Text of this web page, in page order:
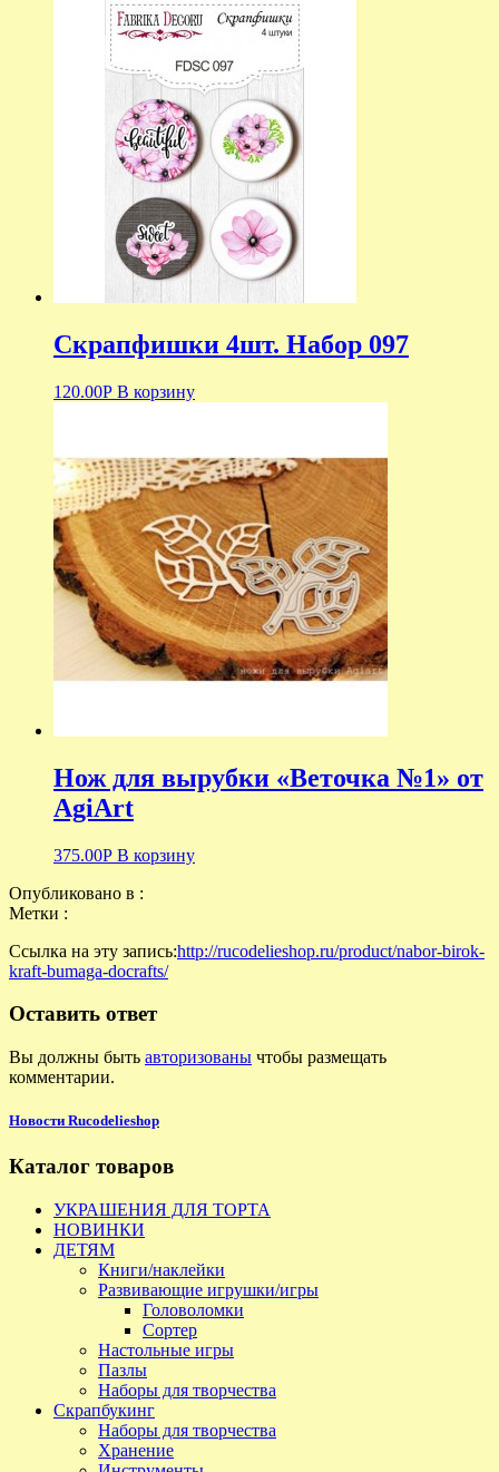
Скрапфишки 4шт. Набор 097
120.00Р В корзину
Нож для вырубки «Веточка №1» от
AgiArt
375.00Р В корзину
Опубликовано в :
Метки :
Ссылка на эту запись:http://rucodelieshop.ru/product/nabor-birok-
kraft-bumaga-docrafts/
Оставить ответ
Вы должны быть авторизованы чтобы размещать
комментарии.
Новости Rucodelieshop
Каталог товаров
УКРАШЕНИЯ ДЛЯ ТОРТА
НОВИНКИ
ДЕТЯМ
Книги/наклейки
Развивающие игрушки/игры
Головоломки
Сортер
Настольные игры
Пазлы
Наборы для творчества
Скрапбукинг
Наборы для творчества
Хранение